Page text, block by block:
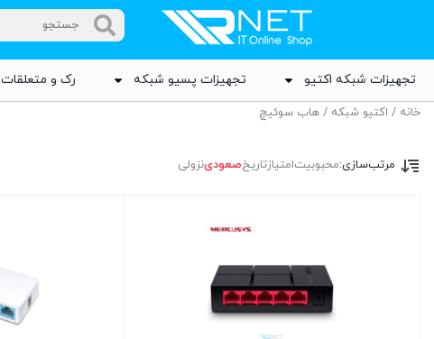
تجهیزات شبکه اکتیو تجهیزات پسیو شبکه رک و متعلقات
خانه / اکتیو شبکه / هاب سوئیچ
مرتب‌سازی:محبوبیتامتیازتاریخصعودینزولی